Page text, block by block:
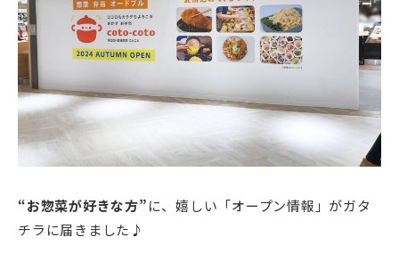
“お惣菜が好きな方”に、嬉しい「オープン情報」がガタ
チラに届きました♪